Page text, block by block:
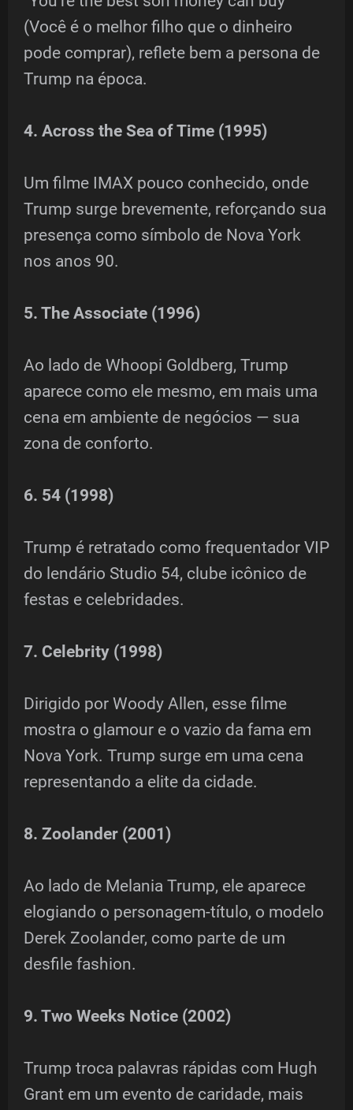
(Você é o melhor filho que o dinheiro
pode comprar), reflete bem a persona de
Trump na época.
4. Across the Sea of Time (1995)
Um filme IMAX pouco conhecido, onde
Trump surge brevemente, reforçando sua
presença como símbolo de Nova York
nos anos 90.
5. The Associate (1996)
Ao lado de Whoopi Goldberg, Trump
aparece como ele mesmo, em mais uma
cena em ambiente de negócios — sua
zona de conforto.
6. 54 (1998)
Trump é retratado como frequentador VIP
do lendário Studio 54, clube icônico de
festas e celebridades.
7. Celebrity (1998)
Dirigido por Woody Allen, esse filme
mostra o glamour e o vazio da fama em
Nova York. Trump surge em uma cena
representando a elite da cidade.
8. Zoolander (2001)
Ao lado de Melania Trump, ele aparece
elogiando o personagem-título, o modelo
Derek Zoolander, como parte de um
desfile fashion.
9. Two Weeks Notice (2002)
Trump troca palavras rápidas com Hugh
Grant em um evento de caridade, mais